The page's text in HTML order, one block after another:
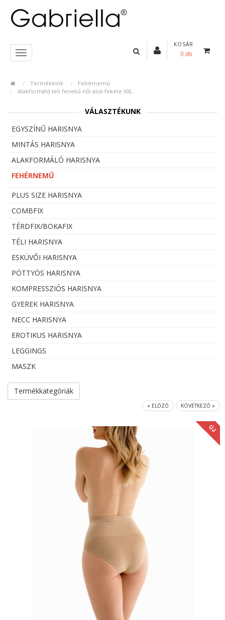
KOSÁR
0 db
Termékeink
Fehérnemű
Alakformáló teli fenekű női alsó fekete XXL
VÁLASZTÉKUNK
EGYSZÍNŰ HARISNYA
MINTÁS HARISNYA
ALAKFORMÁLÓ HARISNYA
FEHÉRNEMŰ
PLUS SIZE HARISNYA
COMBFIX
TÉRDFIX/BOKAFIX
TÉLI HARISNYA
ESKÜVŐI HARISNYA
PÖTTYÖS HARISNYA
KOMPRESSZIÓS HARISNYA
GYEREK HARISNYA
NECC HARISNYA
EROTIKUS HARISNYA
LEGGINGS
MASZK
Termékkategóriák
« ELŐZŐ KÖVETKEZŐ »
ÚJ